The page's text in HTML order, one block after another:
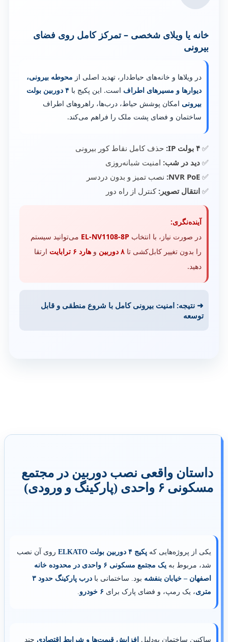
خانه یا ویلای شخصی – تمرکز کامل روی فضای
بیرونی
در ویلاها و خانه‌های حیاط‌دار، تهدید اصلی از محوطه بیرونی،
دیوارها و مسیرهای اطراف است. این پکیج با
۴ دوربین بولت
بیرونی امکان پوشش حیاط، درب‌ها، راهروهای اطراف
ساختمان و فضای پشت ملک را فراهم می‌کند.
✅ ۴ بولت IP:
حذف کامل نقاط کور بیرونی
✅ دید در شب: امنیت شبانه‌روزی
✅
NVR PoE: نصب تمیز و بدون دردسر
✅ انتقال تصویر: کنترل از راه دور
آینده‌نگری:
در صورت نیاز، با انتخاب EL‑NV1108‑8P می‌توانید سیستم
را بدون تغییر کابل‌کشی تا ۸ دوربین و هارد ۶ ترابایت
ارتقا
دهید.
➜ نتیجه: امنیت بیرونی کامل با شروع منطقی و قابل
توسعه
داستان واقعی نصب دوربین در مجتمع
مسکونی ۶ واحدی (پارکینگ و ورودی)
یکی از پروژه‌هایی که پکیج ۴ دوربین بولت ELKATO
روی آن نصب
شد، مربوط به
یک مجتمع مسکونی ۶ واحدی در محدوده خانه
اصفهان – خیابان بنفشه بود. ساختمانی با
درب پارکینگ حدود ۳
متری، یک رمپ، و فضای پارک برای ۶ خودرو .
ساکنین ساختمان به‌دلیل افزایش قیمت‌ها و شرایط اقتصادی چند